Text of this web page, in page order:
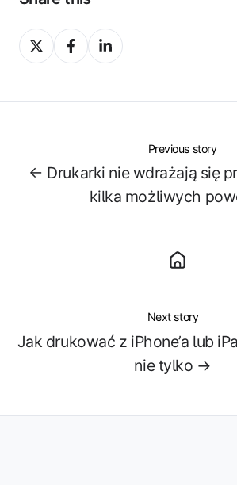
Share
on
Share
on
Share
on
Previous story
← Drukarki nie wdrażają się
kilka możliwych
Next story
Jak drukować z iPhone’a lub
nie tylko →